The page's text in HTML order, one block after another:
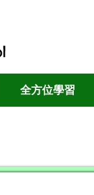
全方位學習